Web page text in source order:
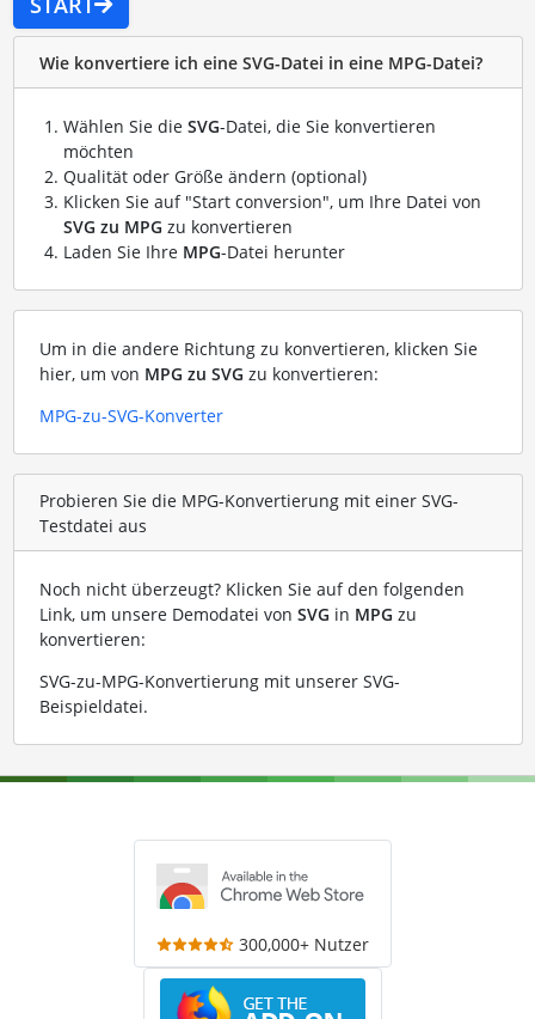
Wie konvertiere ich eine SVG-Datei in eine MPG-Datei?
Wählen Sie die SVG-Datei, die Sie konvertieren
möchten
Qualität oder Größe ändern (optional)
Klicken Sie auf "Start conversion", um Ihre Datei von
SVG zu MPG zu konvertieren
Laden Sie Ihre MPG-Datei herunter
Um in die andere Richtung zu konvertieren, klicken Sie
hier, um von MPG zu SVG zu konvertieren:
MPG-zu-SVG-Konverter
Probieren Sie die MPG-Konvertierung mit einer SVG-
Testdatei aus
Noch nicht überzeugt? Klicken Sie auf den folgenden
Link, um unsere Demodatei von SVG in MPG zu
konvertieren:
SVG-zu-MPG-Konvertierung mit unserer SVG-
Beispieldatei.
300,000+ Nutzer